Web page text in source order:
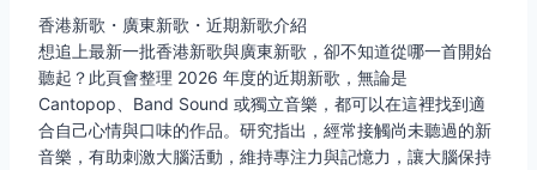
香港新歌・廣東新歌・近期新歌介紹
想追上最新一批香港新歌與廣東新歌，卻不知道從哪一首開始
聽起？此頁會整理 2026 年度的近期新歌，無論是
Cantopop、Band Sound 或獨立音樂，都可以在這裡找到適
合自己心情與口味的作品。研究指出，經常接觸尚未聽過的新
音樂，有助刺激大腦活動，維持專注力與記憶力，讓大腦保持